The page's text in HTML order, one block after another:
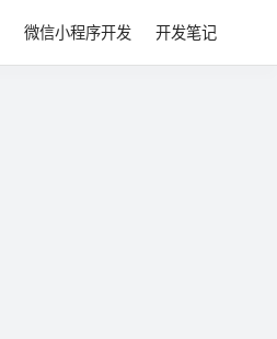
微信小程序开发 开发笔记